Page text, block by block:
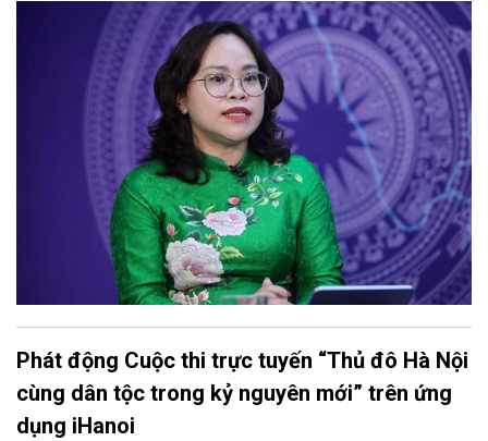
quản lý, nâng cao hiệu quả khai thác cơ sở vật chất, vừa bảo
đảm nguyên tắc "không làm xáo trộn điểm học", giữ vững tâm
lý cho học sinh và phụ huynh. Trao đổi với Phóng viên Tạp chí
Người Hà Nội, đồng chí Trịnh Ngọc Trâm - UVBTV, Phó Chủ tịch
UBND phường Cửa Nam đã làm rõ nh
Phát động Cuộc thi trực tuyến “Thủ đô Hà Nội
cùng dân tộc trong kỷ nguyên mới” trên ứng
dụng iHanoi